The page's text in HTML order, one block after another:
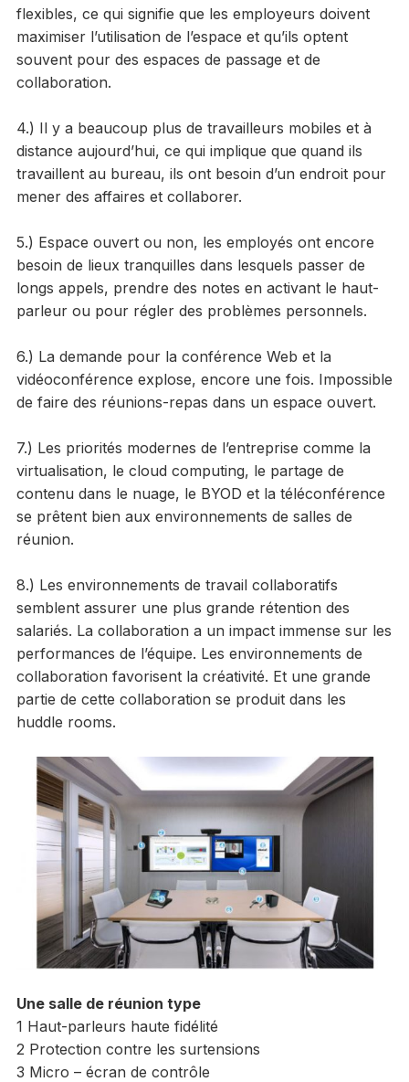
flexibles, ce qui signifie que les employeurs doivent
maximiser l’utilisation de l’espace et qu’ils optent
souvent pour des espaces de passage et de
collaboration.
4.) Il y a beaucoup plus de travailleurs mobiles et à
distance aujourd’hui, ce qui implique que quand ils
travaillent au bureau, ils ont besoin d’un endroit pour
mener des affaires et collaborer.
5.) Espace ouvert ou non, les employés ont encore
besoin de lieux tranquilles dans lesquels passer de
longs appels, prendre des notes en activant le haut-
parleur ou pour régler des problèmes personnels.
6.) La demande pour la conférence Web et la
vidéoconférence explose, encore une fois. Impossible
de faire des réunions-repas dans un espace ouvert.
7.) Les priorités modernes de l’entreprise comme la
virtualisation, le cloud computing, le partage de
contenu dans le nuage, le BYOD et la téléconférence
se prêtent bien aux environnements de salles de
réunion.
8.) Les environnements de travail collaboratifs
semblent assurer une plus grande rétention des
salariés. La collaboration a un impact immense sur les
performances de l’équipe. Les environnements de
collaboration favorisent la créativité. Et une grande
partie de cette collaboration se produit dans les
huddle rooms.
Une salle de réunion type
1 Haut-parleurs haute fidélité
2 Protection contre les surtensions
3 Micro – écran de contrôle